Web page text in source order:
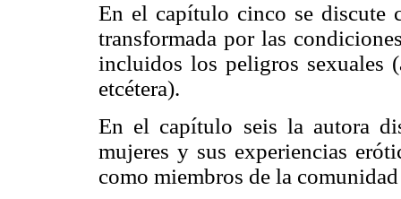
En el capítulo cinco se discute
transformada por las
incluidos los peligros sexuales
etcétera).
En el capítulo seis la autora
mujeres y sus experiencias
como miembros de la